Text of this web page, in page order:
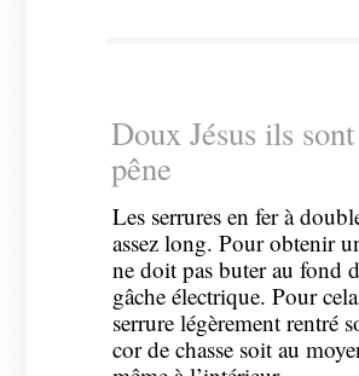
Doux Jésus ils
pêne
Les serrures en fer à
assez long. Pour obtenir
ne doit pas buter au fond
gâche électrique. Pour
serrure légèrement rentré
cor de chasse soit au